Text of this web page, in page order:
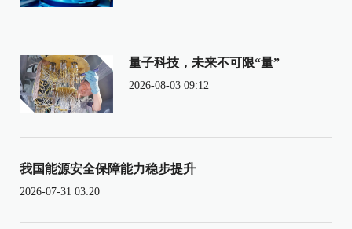
量子科技，未来不可限“量”
2026-08-03 09:12
我国能源安全保障能力稳步提升
2026-07-31 03:20